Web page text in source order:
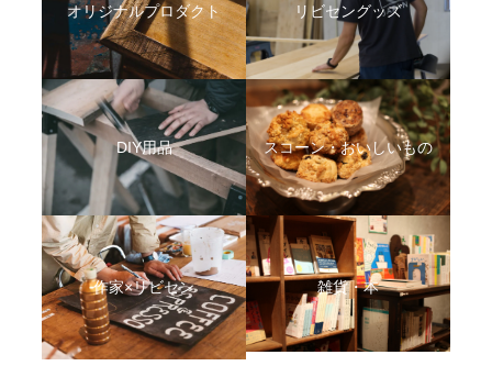
オリジナルプロダクト リビセングッズ
DIY用品 スコーン・おいしいもの
作家×リビセン 雑貨・本